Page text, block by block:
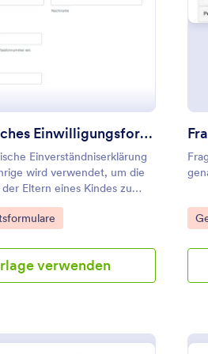
konforme Software wie
und Dropbox. Reduzieren Sie
und erleichtern Sie
Ihrer Akten mit einem
ausfüllen können!
: Medizinisches
Medizinisches Einwilligungsformular Für Kinder
Einverständniserklärung
wird verwendet, um die
Eltern eines Kindes zu
Verfahren,
und mehr einzuholen.
verwenden